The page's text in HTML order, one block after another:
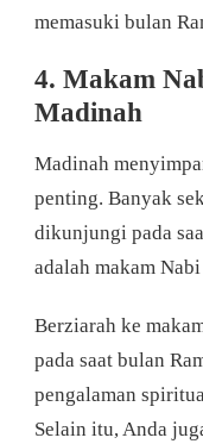
memasuki bulan
4. Makam
Madinah
Madinah
penting. Banyak
dikunjungi pada
adalah makam
Berziarah ke
pada saat bulan
pengalaman
Selain itu, Anda